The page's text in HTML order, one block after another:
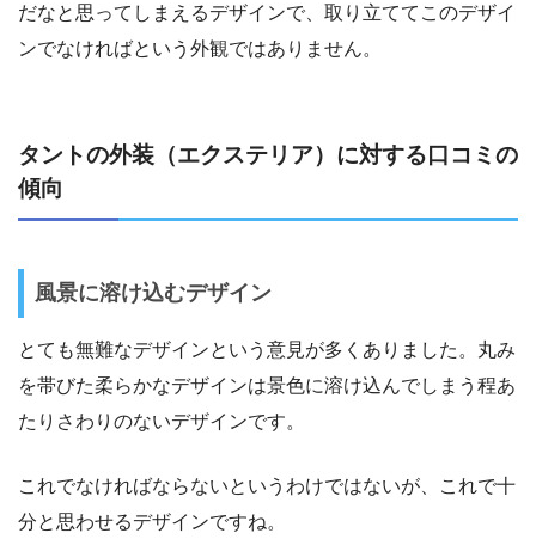
だなと思ってしまえるデザインで、取り立ててこのデザイ
ンでなければという外観ではありません。
タントの外装（エクステリア）に対する口コミの
傾向
風景に溶け込むデザイン
とても無難なデザインという意見が多くありました。丸み
を帯びた柔らかなデザインは景色に溶け込んでしまう程あ
たりさわりのないデザインです。
これでなければならないというわけではないが、これで十
分と思わせるデザインですね。